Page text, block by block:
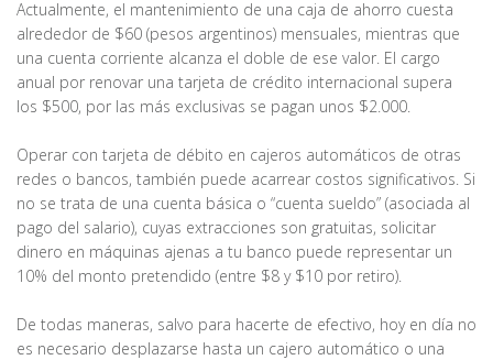
Actualmente, el mantenimiento de una caja de ahorro cuesta
alrededor de $60 (pesos argentinos) mensuales, mientras que
una cuenta corriente alcanza el doble de ese valor. El cargo
anual por renovar una tarjeta de crédito internacional supera
los $500, por las más exclusivas se pagan unos $2.000.
Operar con tarjeta de débito en cajeros automáticos de otras
redes o bancos, también puede acarrear costos significativos. Si
no se trata de una cuenta básica o “cuenta sueldo” (asociada al
pago del salario), cuyas extracciones son gratuitas, solicitar
dinero en máquinas ajenas a tu banco puede representar un
10% del monto pretendido (entre $8 y $10 por retiro).
De todas maneras, salvo para hacerte de efectivo, hoy en día no
es necesario desplazarse hasta un cajero automático o una